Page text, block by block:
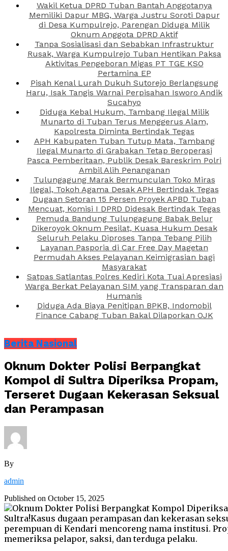
Wakil Ketua DPRD Tuban Bantah Anggotanya
Memiliki Dapur MBG, Warga Justru Soroti Dapur
di Desa Kumpulrejo, Parengan Diduga Milik
Oknum Anggota DPRD Aktif
Tanpa Sosialisasi dan Sebabkan Infrastruktur
Rusak, Warga Kumpulrejo Tuban Hentikan Paksa
Aktivitas Pengeboran Migas PT TGE KSO
Pertamina EP
Pisah Kenal Lurah Dukuh Sutorejo Berlangsung
Haru, Isak Tangis Warnai Perpisahan Isworo Andik
Sucahyo
Diduga Kebal Hukum, Tambang Ilegal Milik
Munarto di Tuban Terus Menggerus Alam,
Kapolresta Diminta Bertindak Tegas
APH Kabupaten Tuban Tutup Mata, Tambang
Ilegal Munarto di Grabakan Tetap Beroperasi
Pasca Pemberitaan, Publik Desak Bareskrim Polri
Ambil Alih Penanganan
Tulungagung Marak Bermunculan Toko Miras
Ilegal, Tokoh Agama Desak APH Bertindak Tegas
Dugaan Setoran 15 Persen Proyek APBD Tuban
Mencuat, Komisi I DPRD Didesak Bertindak Tegas
Pemuda Bandung Tulungagung Babak Belur
Dikeroyok Oknum Pesilat, Kuasa Hukum Desak
Seluruh Pelaku Diproses Tanpa Tebang Pilih
Layanan Pasporia di Car Free Day Magetan
Permudah Akses Pelayanan Keimigrasian bagi
Masyarakat
Satpas Satlantas Polres Kediri Kota Tuai Apresiasi
Warga Berkat Pelayanan SIM yang Transparan dan
Humanis
Diduga Ada Biaya Penitipan BPKB, Indomobil
Finance Cabang Tuban Bakal Dilaporkan OJK
Berita Nasional
Oknum Dokter Polisi Berpangkat
Kompol di Sultra Diperiksa Propam,
Terseret Dugaan Kekerasan Seksual
dan Perampasan
By
admin
Published on October 15, 2025